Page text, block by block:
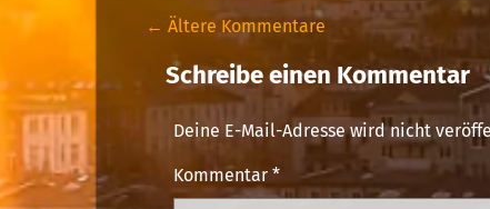
← Ältere Kommentare
Schreibe einen Kommentar
Deine E-Mail-Adresse wird nicht
Kommentar *